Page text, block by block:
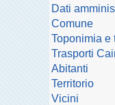
Dati
Comune
Toponimia e
Trasporti
Abitanti
Territorio
Vicini